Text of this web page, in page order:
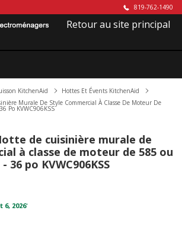
819-762-1490
Retour au site principal
KitchenAid
Hottes Et Évents KitchenAid
Murale De Style Commercial À Classe De Moteur De
Po KVWC906KSS
de cuisinière murale de
à classe de moteur de 585 ou
36 po KVWC906KSS
6, 2026*